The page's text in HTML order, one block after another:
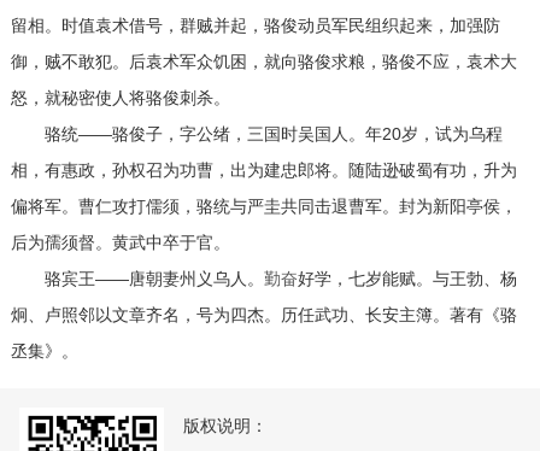
留相。时值袁术借号，群贼并起，骆俊动员军民组织起来，加强防
御，贼不敢犯。后袁术军众饥困，就向骆俊求粮，骆俊不应，袁术大
怒，就秘密使人将骆俊刺杀。
骆统——骆俊子，字公绪，三国时吴国人。年20岁，试为乌程
相，有惠政，孙权召为功曹，出为建忠郎将。随陆逊破蜀有功，升为
偏将军。曹仁攻打儒须，骆统与严圭共同击退曹军。封为新阳亭侯，
后为孺须督。黄武中卒于官。
骆宾王——唐朝妻州义乌人。 勤奋好学，七岁能赋。与王勃、杨
炯、卢照邻以文章齐名，号为四杰。历任武功、长安主簿。著有《骆
丞集》。
版权说明：